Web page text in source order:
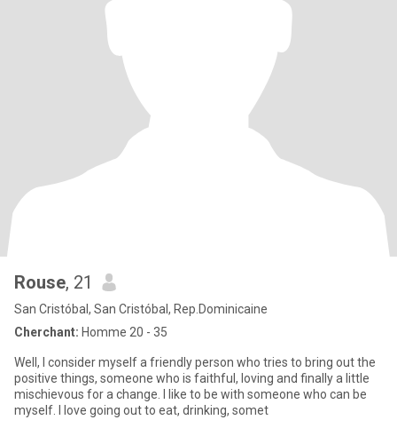
Rouse, 21
San Cristóbal, San Cristóbal, Rep.Dominicaine
Cherchant: Homme 20 - 35
Well, I consider myself a friendly person who tries to bring out the
positive things, someone who is faithful, loving and finally a little
mischievous for a change. I like to be with someone who can be
myself. I love going out to eat, drinking, somet